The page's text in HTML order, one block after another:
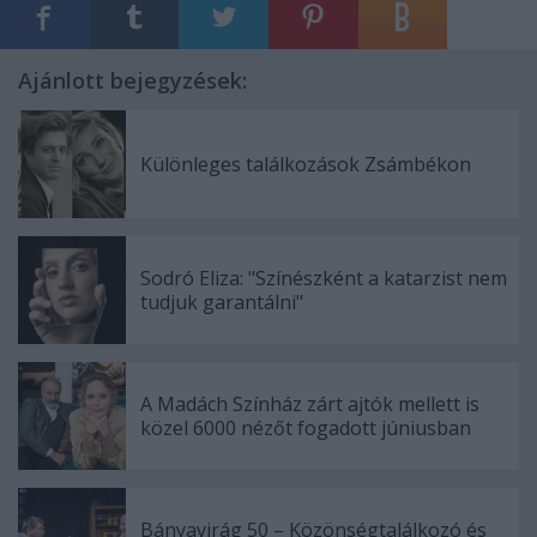
Ajánlott bejegyzések:
Különleges találkozások Zsámbékon
Sodró Eliza: "Színészként a katarzist nem
tudjuk garantálni"
A Madách Színház zárt ajtók mellett is
közel 6000 nézőt fogadott júniusban
Bányavirág 50 – Közönségtalálkozó és